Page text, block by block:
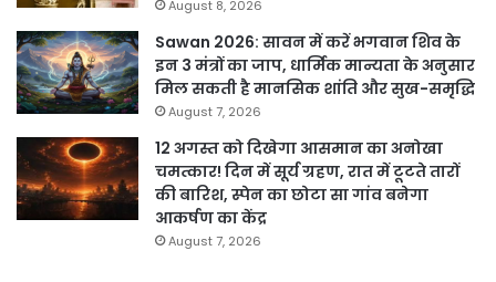
August 8, 2026
Sawan 2026: सावन में करें भगवान शिव के
इन 3 मंत्रों का जाप, धार्मिक मान्यता के अनुसार
मिल सकती है मानसिक शांति और सुख-समृद्धि
August 7, 2026
12 अगस्त को दिखेगा आसमान का अनोखा
चमत्कार! दिन में सूर्य ग्रहण, रात में टूटते तारों
की बारिश, स्पेन का छोटा सा गांव बनेगा
आकर्षण का केंद्र
August 7, 2026